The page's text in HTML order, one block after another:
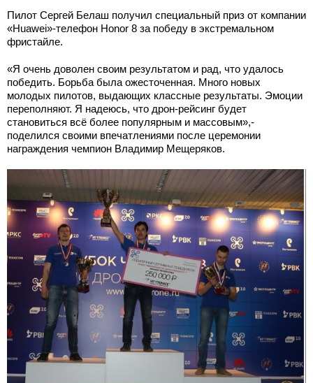
Пилот Сергей Белаш получил специальный приз от компании
«Huawei»-телефон Honor 8 за победу в экстремальном
фристайле.
«Я очень доволен своим результатом и рад, что удалось
победить. Борьба была ожесточенная. Много новых
молодых пилотов, выдающих классные результаты. Эмоции
переполняют. Я надеюсь, что дрон-рейсинг будет
становиться всё более популярным и массовым»,-
поделился своими впечатлениями после церемонии
награждения чемпион Владимир Мещеряков.